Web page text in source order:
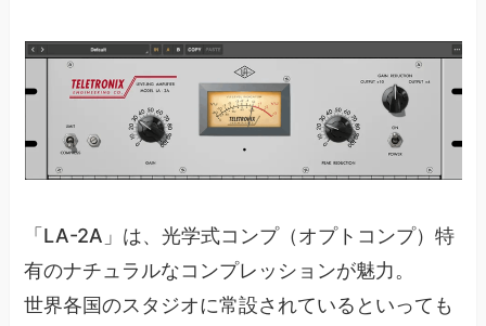
「LA-2A」は、光学式コンプ（オプトコンプ）特
有のナチュラルなコンプレッションが魅力。
世界各国のスタジオに常設されているといっても